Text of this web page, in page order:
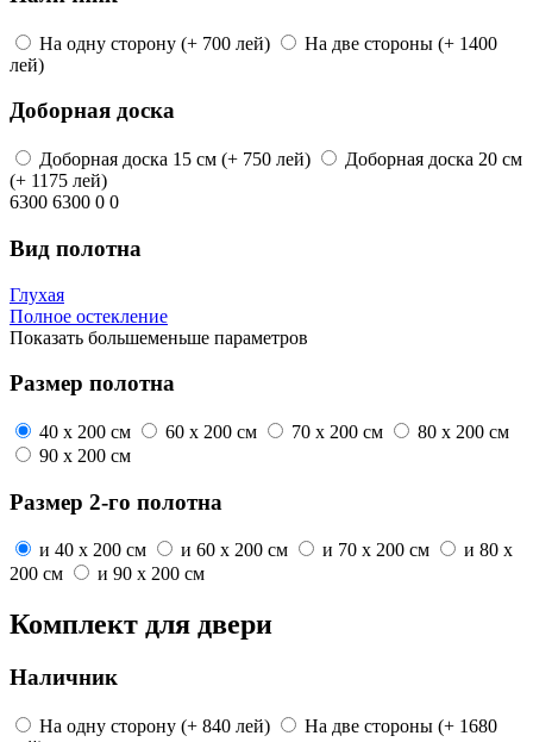
На одну сторону (+ 700 лей) На две стороны (+ 1400
лей)
Доборная доска
Доборная доска 15 см (+ 750 лей) Доборная доска 20 см
(+ 1175 лей)
6300 6300 0 0
Вид полотна
Глухая
Полное остекление
Показать большеменьше параметров
Размер полотна
40 x 200 см 60 x 200 см 70 x 200 см
80 x 200 см
90 x 200 см
Размер 2-го полотна
и 40 x 200 см и 60 x 200 см и 70 x 200 см и 80 x
200 см
и 90 x 200 см
Комплект для двери
Наличник
На одну сторону (+ 840 лей) На две стороны (+ 1680